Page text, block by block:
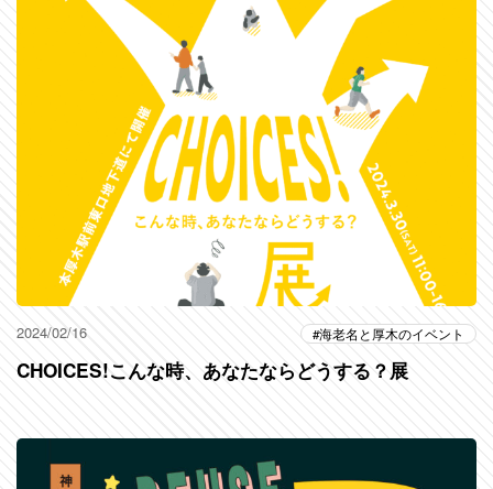
2024/02/16 海老名と厚木のイベント
CHOICES!こんな時、あなたならどうする？展